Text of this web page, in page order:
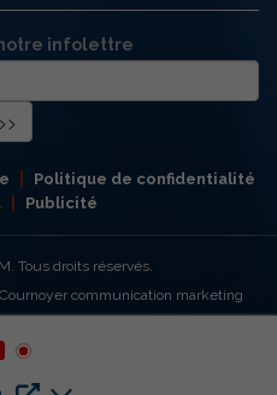
infolettre
Politique de confidentialité
Publicité
Tous droits réservés.
communication marketing